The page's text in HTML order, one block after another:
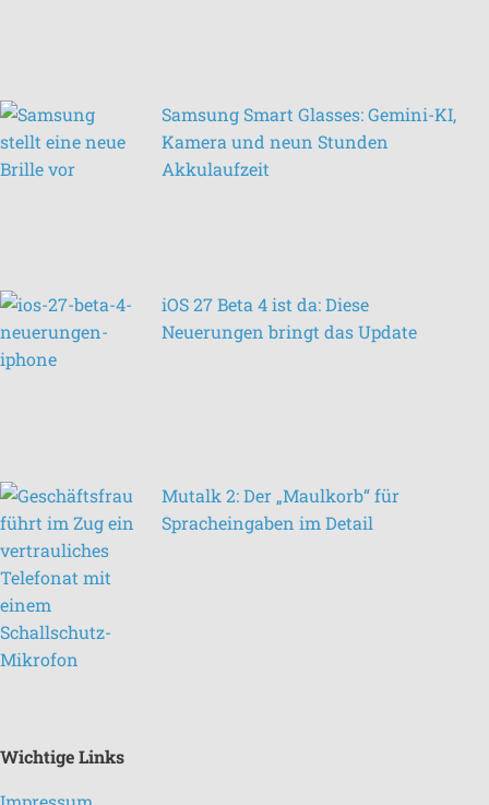
Samsung Smart Glasses: Gemini-KI,
Kamera und neun Stunden
Akkulaufzeit
iOS 27 Beta 4 ist da: Diese
Neuerungen bringt das Update
Mutalk 2: Der „Maulkorb“ für
Spracheingaben im Detail
Wichtige Links